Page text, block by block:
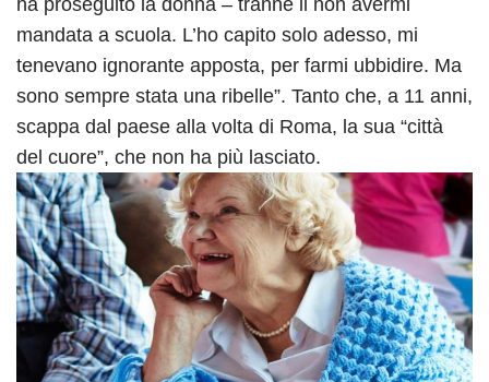
ha proseguito la donna – tranne il non avermi
mandata a scuola. L’ho capito solo adesso, mi
tenevano ignorante apposta, per farmi ubbidire. Ma
sono sempre stata una ribelle”. Tanto che, a 11 anni,
scappa dal paese alla volta di Roma, la sua “città
del cuore”, che non ha più lasciato.